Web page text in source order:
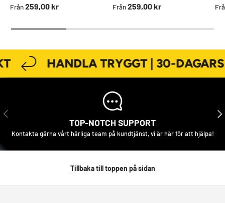
Ordinarie pris
Från259,00 kr Ordinarie pris
Från259,00 kr
HANDLA TRYGGT | 30-DAGARS
FÖREGÅENDE
TOP-NOTCH SUPPORT
Kontakta gärna vårt härliga team på kundtjänst, vi är här för att hjälpa!
Tillbaka till toppen på sidan